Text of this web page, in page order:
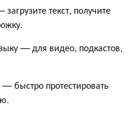
текст, получите
— для видео, подкастов,
быстро протестировать